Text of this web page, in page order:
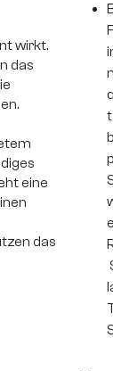
wirkt.
das
eine
das